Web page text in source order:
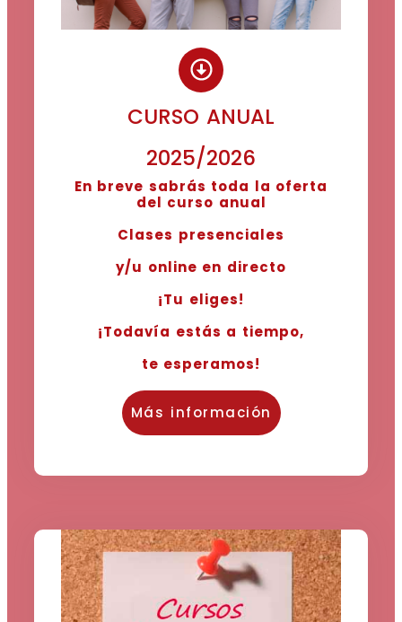
CURSO ANUAL
2025/2026
En breve sabrás toda la oferta
del curso anual
Clases presenciales
y/u online en directo
¡Tu eliges!
¡Todavía estás a tiempo,
te esperamos!
Más información